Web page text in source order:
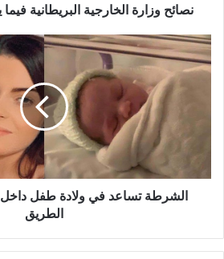
نصائح وزارة الخارجية البريطانية
الشرطة
تساعد
في
السيارة
جانب
الطريقالشرطة تساعد في ولادة طفل
الطريق